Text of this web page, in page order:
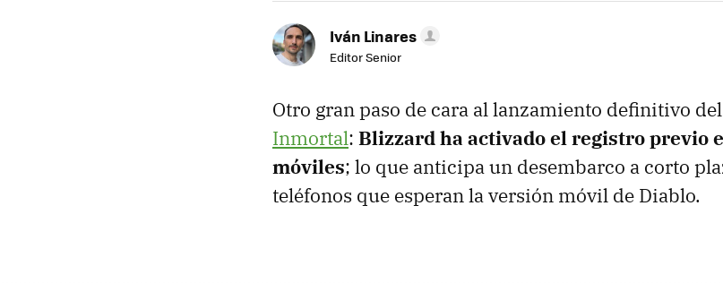
Iván Linares
Editor Senior
Otro gran paso de cara al lanzamiento definitivo
Inmortal: Blizzard ha activado el registro previo
móviles; lo que anticipa un desembarco a corto
teléfonos que esperan la versión móvil de Diablo.